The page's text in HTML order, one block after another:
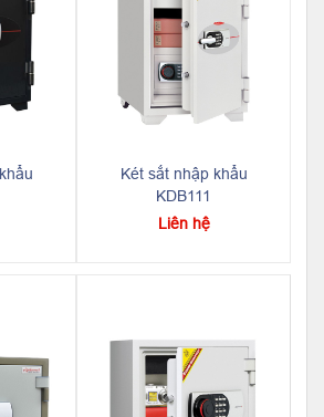
Két sắt nhập khẩu
KDB111
Liên hệ